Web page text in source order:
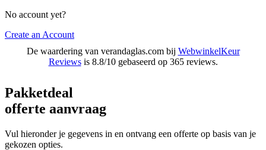
No account yet?
Create an Account
De waardering van verandaglas.com bij WebwinkelKeur
Reviewsis 8.8/10 gebaseerd op 365 reviews.
Pakketdeal
offerte aanvraag
Vul hieronder je gegevens in en ontvang een offerte op basis van je
gekozen opties.